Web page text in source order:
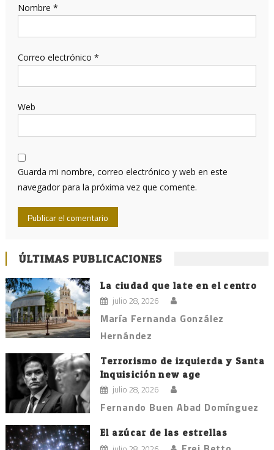
Nombre *
Correo electrónico *
Web
Guarda mi nombre, correo electrónico y web en este
navegador para la próxima vez que comente.
ÚLTIMAS PUBLICACIONES
La ciudad que late en el centro
julio 28, 2026
María Fernanda González
Hernández
Terrorismo de izquierda y Santa
Inquisición new age
julio 28, 2026
Fernando Buen Abad Domínguez
El azúcar de las estrellas